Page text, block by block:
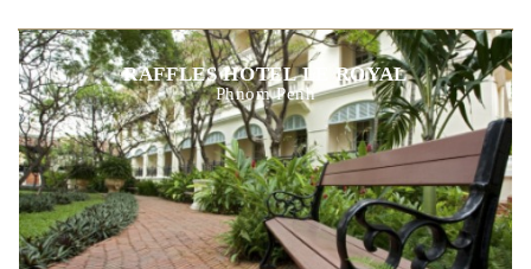
RAFFLES HOTEL LE ROYAL
Phnom Penh